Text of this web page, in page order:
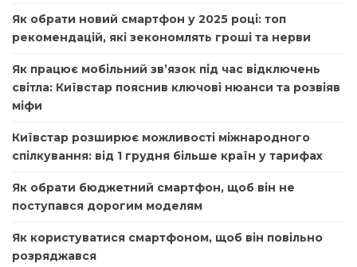
Як обрати новий смартфон у 2025 році: топ
рекомендацій, які зекономлять гроші та нерви
Як працює мобільний зв’язок під час відключень
світла: Київстар пояснив ключові нюанси та розвіяв
міфи
Київстар розширює можливості міжнародного
спілкування: від 1 грудня більше країн у тарифах
Як обрати бюджетний смартфон, щоб він не
поступався дорогим моделям
Як користуватися смартфоном, щоб він повільно
розряджався